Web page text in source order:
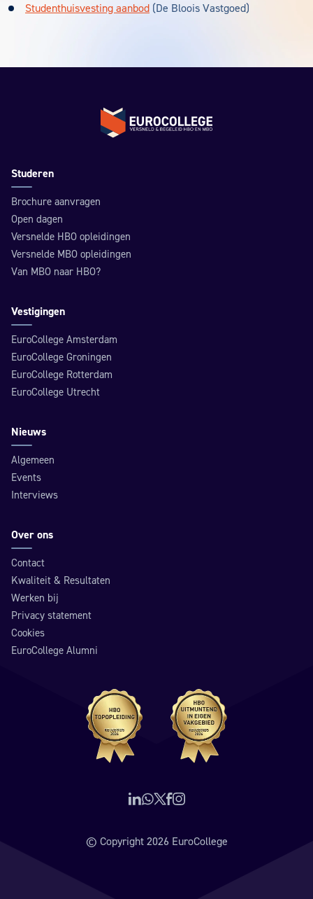
Studenthuisvesting aanbod (De Bloois Vastgoed)
Terug naar de homepage
Studeren
Brochure aanvragen
Open dagen
Versnelde HBO opleidingen
Versnelde MBO opleidingen
Van MBO naar HBO?
Vestigingen
EuroCollege Amsterdam
EuroCollege Groningen
EuroCollege Rotterdam
EuroCollege Utrecht
Nieuws
Algemeen
Events
Interviews
Over ons
Contact
Kwaliteit & Resultaten
Werken bij
Privacy statement
Cookies
EuroCollege Alumni
Volg ons op LinkedIn
Neem contact op via WhatsApp
Volg ons op X (voorheen Twitter)
Volg ons op Facebook
Volg ons op Instagram
© Copyright 2026 EuroCollege